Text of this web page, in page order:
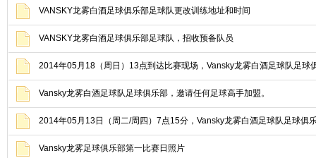
VANSKY龙雾白酒足球俱乐部足球队更改训练地址和时间
VANSKY龙雾白酒足球俱乐部足球队，招收预备队员
2014年05月18（周日）13点到达比赛现场，Vansky龙雾白酒足球队足球
Vansky龙雾白酒足球队足球俱乐部，邀请任何足球高手加盟。
2014年05月13日（周二/周四）7点15分，Vansky龙雾白酒足球队足球俱
Vansky龙雾足球俱乐部第一比赛日照片